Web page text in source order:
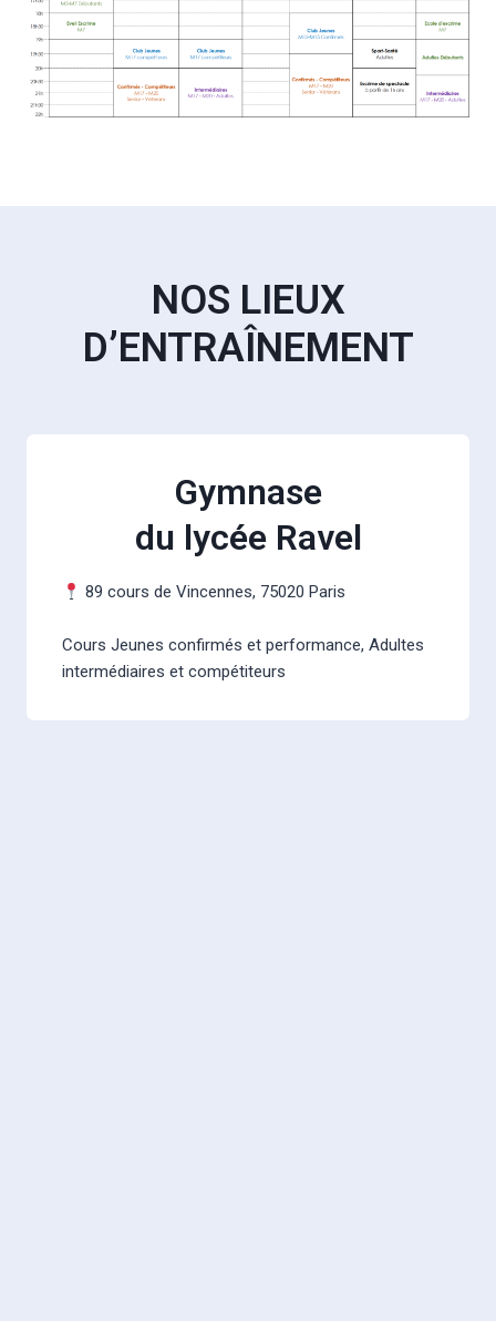
NOS LIEUX
D’ENTRAÎNEMENT
Gymnase
du lycée Ravel
89 cours de Vincennes, 75020 Paris
Cours Jeunes confirmés et performance, Adultes
intermédiaires et compétiteurs